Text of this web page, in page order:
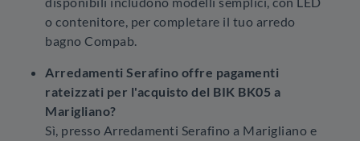
o contenitore, per completare il tuo arredo
bagno Compab.
Arredamenti Serafino offre pagamenti
rateizzati per l'acquisto del BIK BK05 a
Marigliano?
Sì, presso Arredamenti Serafino a Marigliano e